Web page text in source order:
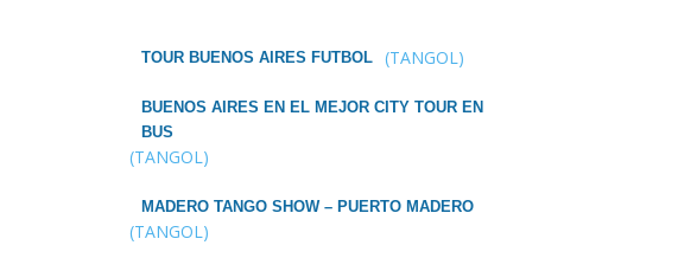
TOUR BUENOS AIRES FUTBOL (TANGOL)
BUENOS AIRES EN EL MEJOR CITY TOUR EN
BUS
(TANGOL)
MADERO TANGO SHOW – PUERTO MADERO
(TANGOL)